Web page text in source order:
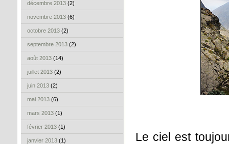
décembre 2013 (2)
novembre 2013 (6)
octobre 2013 (2)
septembre 2013 (2)
août 2013 (14)
juillet 2013 (2)
juin 2013 (2)
mai 2013 (6)
mars 2013 (1)
février 2013 (1)
janvier 2013 (1)
Le ciel est